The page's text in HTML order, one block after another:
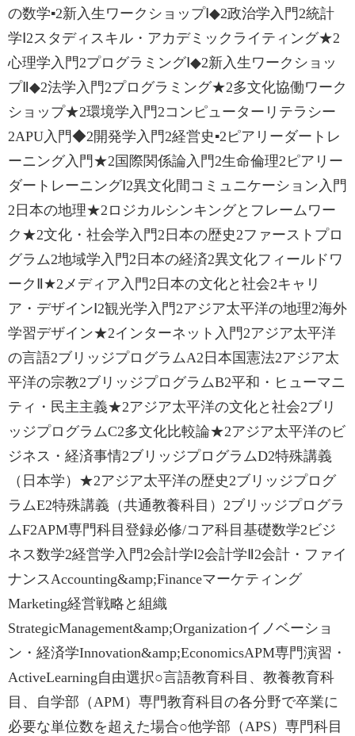
の数学‌▪2新入生ワークショップⅠ‌◆2政治学入門2統計
学Ⅰ2スタディスキル・アカデミックライティング‌★2
心理学入門2プログラミングⅠ‌◆2新入生ワークショッ
プⅡ‌◆2法学入門2プログラミング‌★2多文化協働ワーク
ショップ‌★2環境学入門2コンピューターリテラシー
2APU入門‌◆2開発学入門2経営史‌▪2ピアリーダートレ
ーニング入門‌★2国際関係論入門2生命倫理2ピアリー
ダートレーニング‌Ⅰ2異文化間コミュニケーション入門
2日本の地理‌★2ロジカルシンキングとフレームワー
ク‌★2文化・社会学入門2日本の歴史2ファーストプロ
グラム2地域学入門2日本の経済2異文化フィールドワ
ークⅡ‌★2メディア入門2日本の文化と社会2キャリ
ア・デザインⅠ2観光学入門2アジア太平洋の地理2海外
学習デザイン‌★2インターネット入門2アジア太平洋
の言語2ブリッジプログラムA2日本国憲法2アジア太
平洋の宗教2ブリッジプログラムB2平和・ヒューマニ
ティ・民主主義‌★2アジア太平洋の文化と社会2ブリ
ッジプログラムC2多文化比較論‌★2アジア太平洋のビ
ジネス・経済事情2ブリッジプログラムD2特殊講義
（日本学）★2アジア太平洋の歴史2ブリッジプログ
ラムE2特殊講義（共通教養科目）2ブリッジプログラ
ムF2APM専門科目登録必修/コア科目基礎数学2ビジ
ネス数学2経営学入門2会計学Ⅰ2会計学Ⅱ2会計・ファイ
ナンスAccounting‌&amp;‌Financeマーケティング
Marketing経営戦略と組織
Strategic‌Management‌&amp;‌Organizationイノベーショ
ン・経済学Innovation‌&amp;‌EconomicsAPM専門演習・
Active‌Learning自由選択○言語教育科目、教養教育科
目、自学部（APM）専門教育科目の各分野で卒業に
必要な単位数を超えた場合○他学部（APS）専門科目